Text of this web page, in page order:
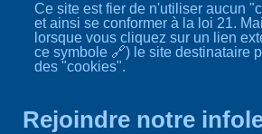
Ce site est fier de n'utiliser aucun
et ainsi se conformer à la loi 21.
lorsque vous cliquez sur un lien
ce symbole 🔗) le site destinataire
des "cookies".
Rejoindre notre